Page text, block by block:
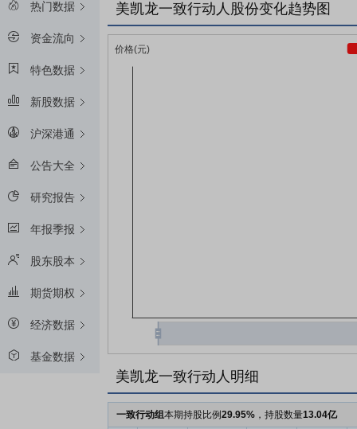
热门数据
资金流向
特色数据
新股数据
沪深港通
公告大全
研究报告
年报季报
股东股本
期货期权
经济数据
基金数据
美凯龙一致行动人股份变化趋势图
美凯龙一致行动人明细
一致行动组本期持股比例29.95% ，持股数量13.04亿